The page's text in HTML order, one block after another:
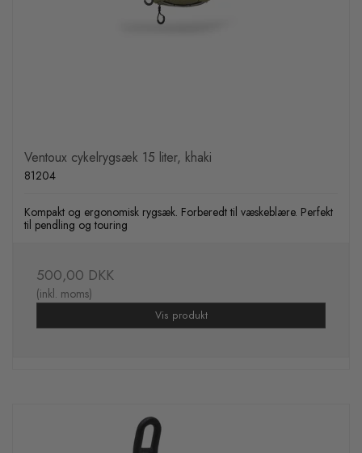
Ventoux cykelrygsæk 15 liter, khaki
81204
Kompakt og ergonomisk rygsæk. Forberedt til væskeblære. Perfekt
til pendling og touring
500,00 DKK
(inkl. moms)
Vis produkt